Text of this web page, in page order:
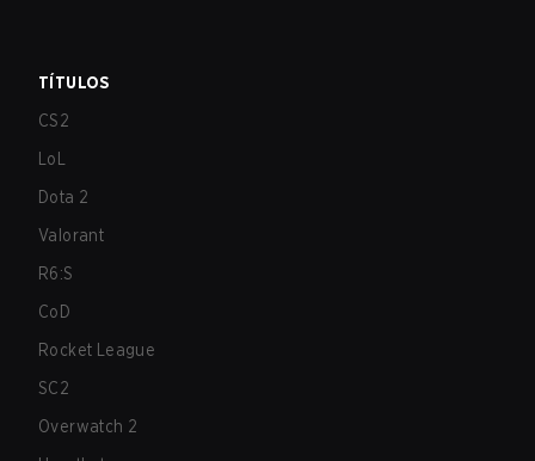
TÍTULOS
CS2
LoL
Dota 2
Valorant
R6:S
CoD
Rocket League
SC2
Overwatch 2